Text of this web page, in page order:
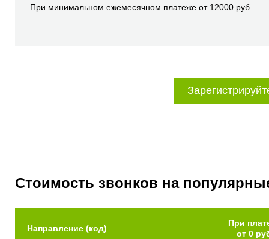
При минимальном ежемесячном платеже от 12000 руб.
Стоимость звонков на
Направление (код)
При
от 0